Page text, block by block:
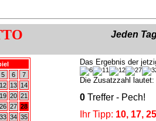
Jeden
5 6
7
12 13
14
19 20 21
26 27 28
33 34 35
Das Ergebnis der
Die Zusatzzahl lautet:
0 Treffer - Pech!
Ihr Tipp: 10, 17,